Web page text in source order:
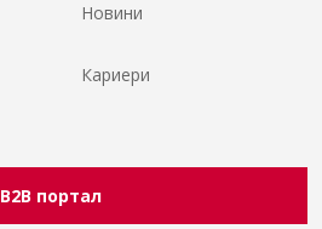
Новини
Кариери
B2B портал